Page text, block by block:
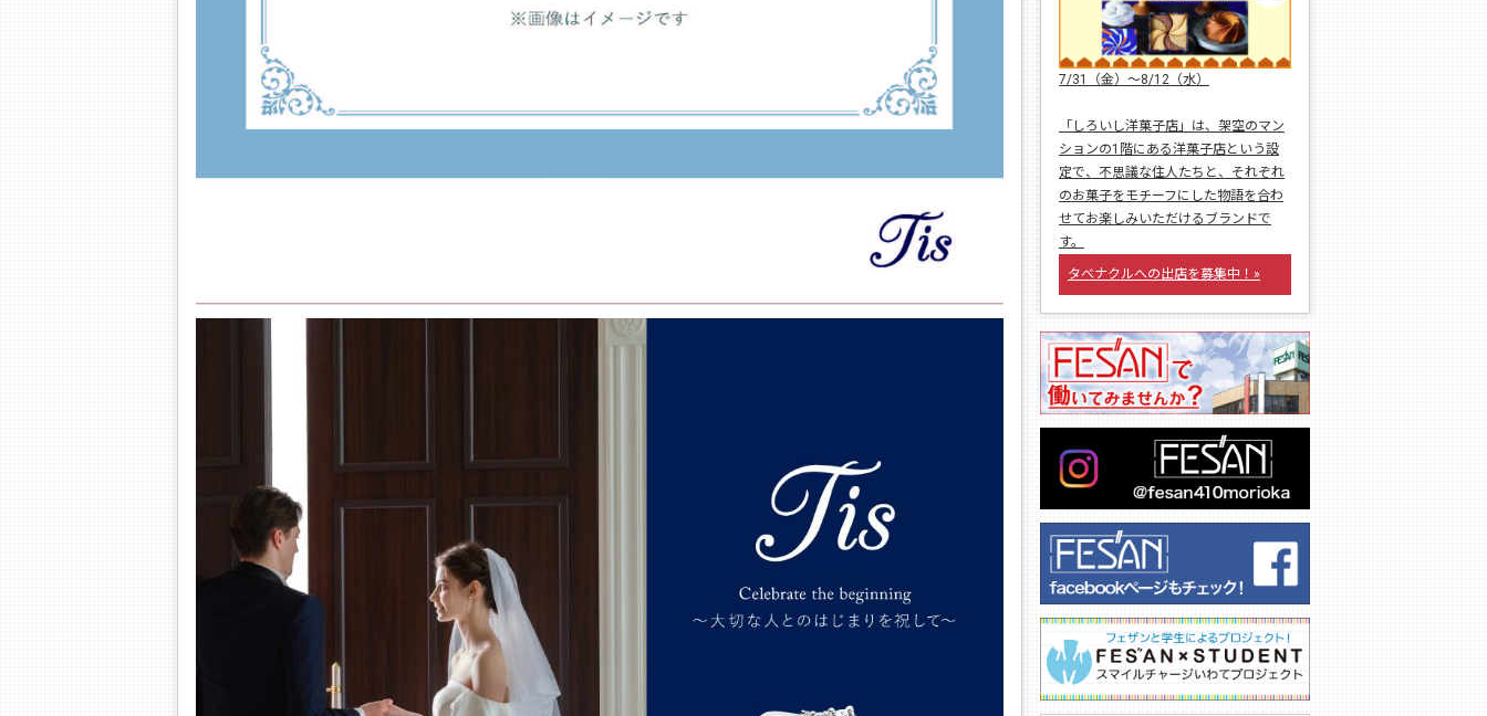
7/31（金）〜8/12（水）
「しろいし洋菓子店」は、架空のマン
ションの1階にある洋菓子店という設
定で、不思議な住人たちと、それぞれ
のお菓子をモチーフにした物語を合わ
せてお楽しみいただけるブランドで
す。
タベナクルへの出店を募集中！»